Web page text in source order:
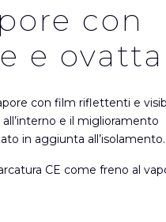
con
e ovatta
con film riflettenti e
e il miglioramento
in aggiunta all’isolamento.
CE come freno al